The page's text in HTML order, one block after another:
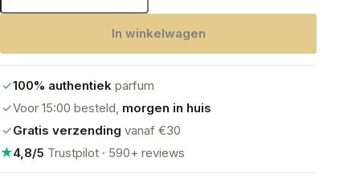
Of
aantal
In winkelwagen
✓100% authentiek parfum
✓Voor 15:00 besteld, morgen in huis
✓Gratis verzending vanaf €30
★4,8/5 Trustpilot · 590+ reviews